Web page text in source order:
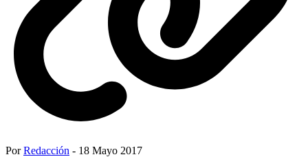
PorRedacción - 18 Mayo 2017